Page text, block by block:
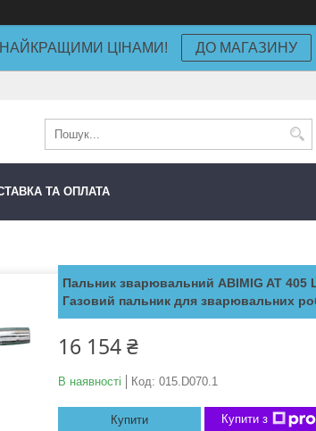
ЦІНАМИ! ДО МАГАЗИНУ
ТА ОПЛАТА
Пальник зварювальний ABIMIG AT 405
Газовий пальник для зварювальних
16 154 ₴
В наявності Код: 015.D070.1
Купити Купити з